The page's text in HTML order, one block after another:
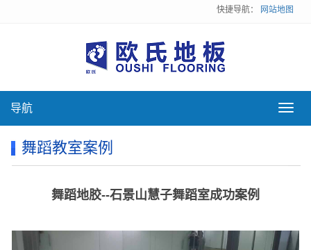
快捷导航： 网站地图
导
导航
舞蹈教室案例
舞蹈地胶--石景山慧子舞蹈室成功案例